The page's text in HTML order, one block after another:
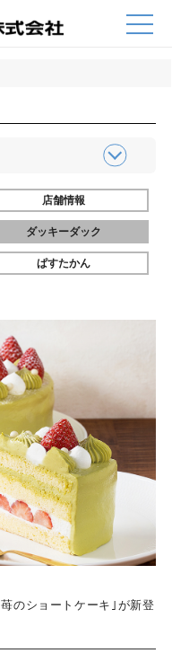
店舗情報
ダッキーダック
ぱすたかん
のショートケーキ｣が新登